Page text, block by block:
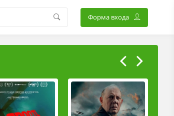
Форма входа